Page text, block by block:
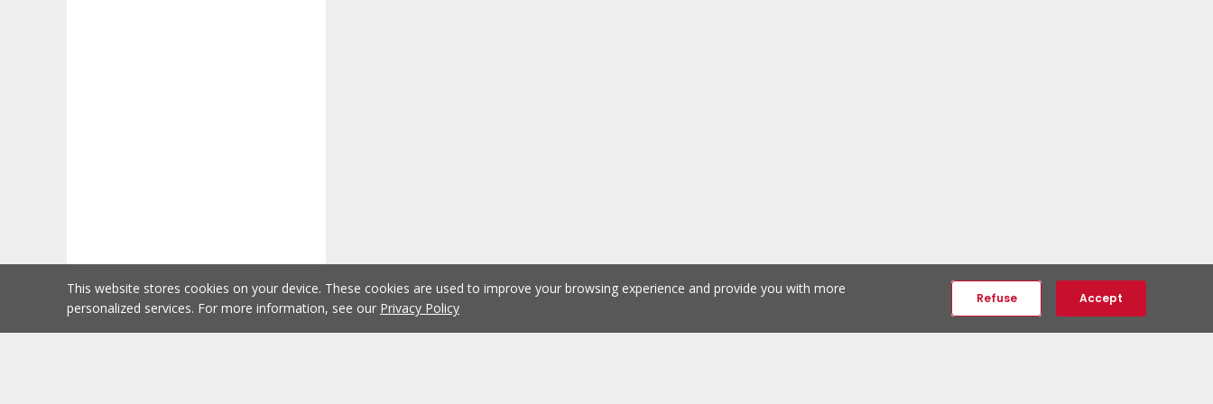
This website stores cookies on your device. These cookies are used to improve your browsing experience and provide you with more
personalized services. For more information, see our Privacy Policy
Refuse Accept